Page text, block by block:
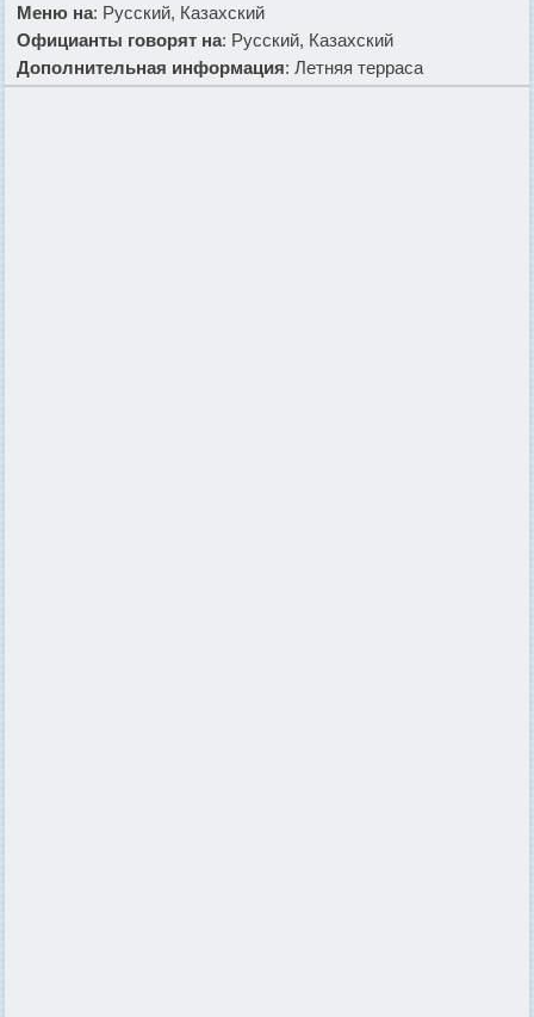
Меню на: Русский, Казахский
Официанты говорят на: Русский, Казахский
Дополнительная информация: Летняя терраса